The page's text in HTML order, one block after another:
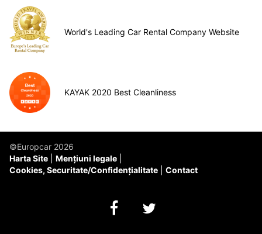
World's Leading Car Rental Company Website
KAYAK 2020 Best Cleanliness
©Europcar 2026
Harta Site
Mențiuni legale
Cookies, Securitate/Confidențialitate
Contact